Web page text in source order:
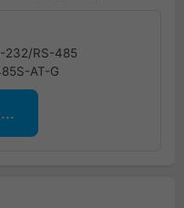
232/RS-485
AT-G